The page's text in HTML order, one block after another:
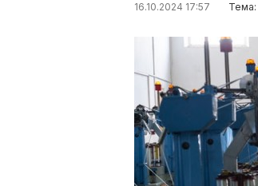
16.10.2024 17:57 Тема: